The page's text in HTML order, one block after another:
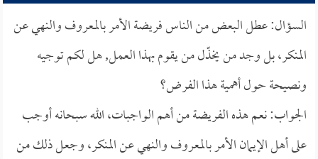
السؤال: عطل البعض من الناس فريضة الأمر بالمعروف والنهي عن
المنكر، بل وجد من يخذّل من يقوم بهذا العمل, هل لكم توجيه
ونصيحة حول أهمية هذا الفرض؟
الجواب: نعم هذه الفريضة من أهم الواجبات، الله سبحانه أوجب
على أهل الإيمان الأمر بالمعروف والنهي عن المنكر، وجعل ذلك من